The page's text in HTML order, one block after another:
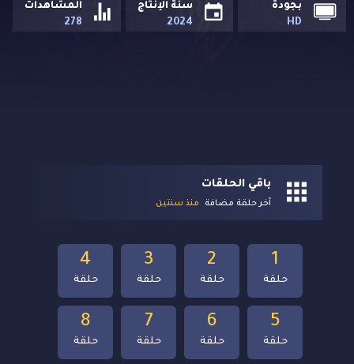
بجودة
HD
سنة الإنتاج
2024
المشاهدات
278
باقي الحلقات
آخر حلقة مضافة منذ سنتين
8
حلقة
7
حلقة
6
حلقة
5
حلقة
4
حلقة
3
حلقة
2
حلقة
1
حلقة